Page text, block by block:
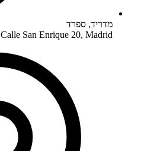
מדריד, ספרד
Calle San Enrique 20, Madrid